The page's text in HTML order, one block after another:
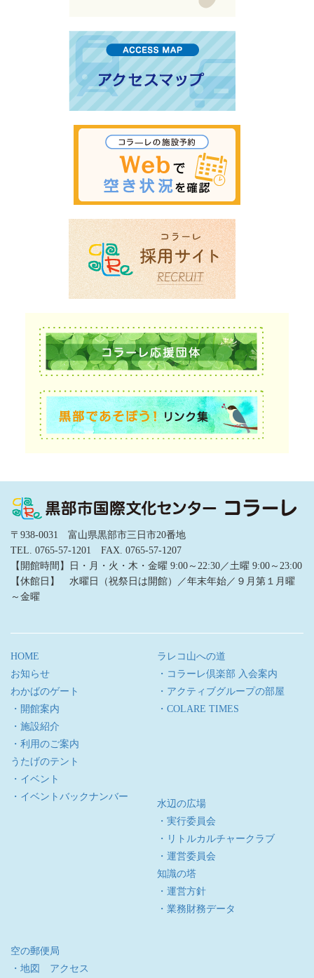
〒938-0031 富山県黒部市三日市20番地
TEL. 0765-57-1201 FAX. 0765-57-1207
【開館時間】日・月・火・木・金曜 9:00～22:30／土曜 9:00～23:00
【休館日】 水曜日（祝祭日は開館）／年末年始／９月第１月曜
～金曜
HOME
お知らせ
わかばのゲート
・開館案内
・施設紹介
・利用のご案内
うたげのテント
・イベント
・イベントバックナンバー
ラレコ山への道
・コラーレ倶楽部 入会案内
・アクティブグループの部屋
・COLARE TIMES
水辺の広場
・実行委員会
・リトルカルチャークラブ
・運営委員会
知識の塔
・運営方針
・業務財務データ
空の郵便局
・地図 アクセス